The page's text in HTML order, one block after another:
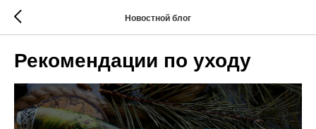
Новостной блог
Рекомендации по уходу